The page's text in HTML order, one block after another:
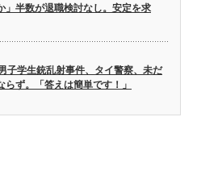
」半数が退職検討なし。安定を求
子学生銃乱射事件、タイ警察、未だ
らず。「答えは簡単です！」